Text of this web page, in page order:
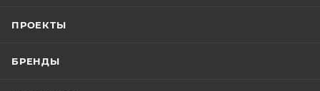
ПРОЕКТЫ
БРЕНДЫ